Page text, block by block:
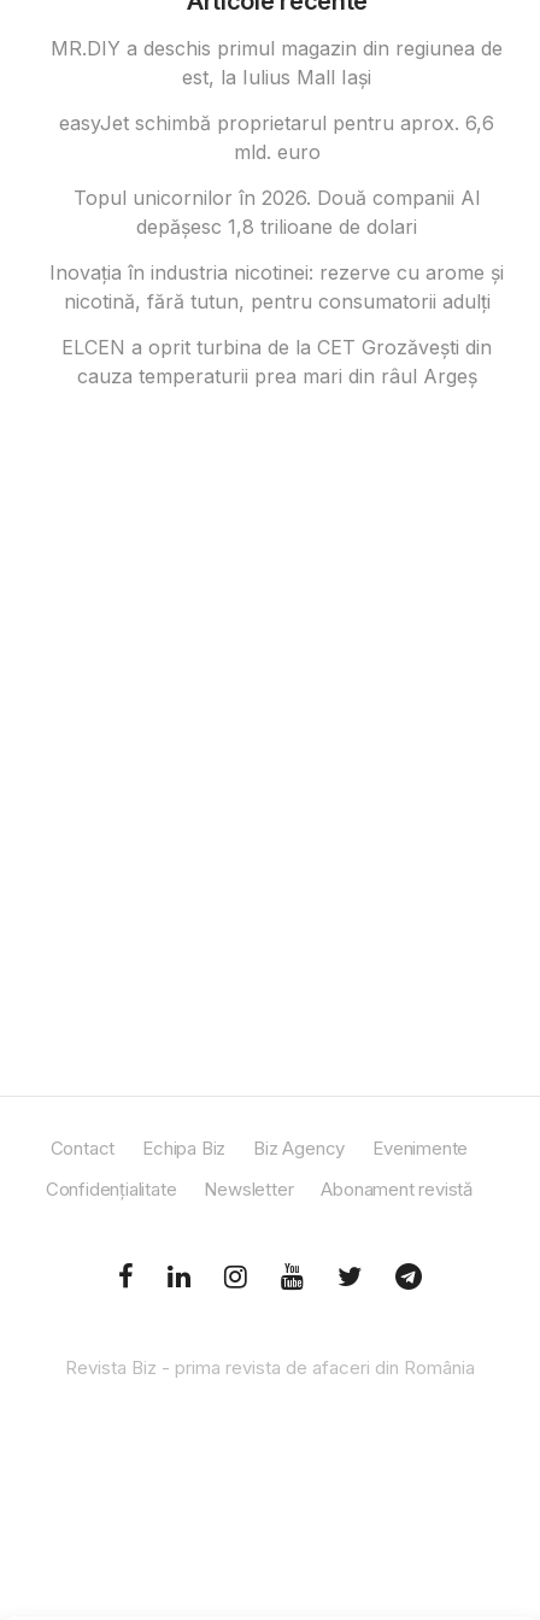
MR.DIY a deschis primul magazin din regiunea de
est, la Iulius Mall Iași
easyJet schimbă proprietarul pentru aprox. 6,6
mld. euro
Topul unicornilor în 2026. Două companii AI
depășesc 1,8 trilioane de dolari
Inovația în industria nicotinei: rezerve cu arome și
nicotină, fără tutun, pentru consumatorii adulți
ELCEN a oprit turbina de la CET Grozăvești din
cauza temperaturii prea mari din râul Argeș
Contact Echipa Biz Biz Agency
Evenimente
Confidențialitate
Newsletter Abonament revistă
Revista Biz - prima revista de afaceri din România